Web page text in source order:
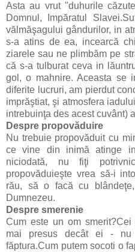
Asta au vrut "duhurile
Domnul, Impăratul
vălmăşagului gân­durilor, in
s-a atins de ea, incearcă
ziarele sau ne plimbăm pe
că s-a tulbu­rat ceva in
gol, o mahnire. Aceasta se
diferite lucruri, am pierdut
imprăştiat, şi atmosfera
intrebuinţa des acest cuvânt)
Despre propovăduire
Nu trebuie propovăduit cu
ce vine din inimă atinge
niciodată, nu fiţi
propovăduieşte vrea să-i
rău, să o facă cu
Dumnezeu.
Despre smerenie
Cum este un om
mai presus decât ei -
făptura.Cum putem socoti o